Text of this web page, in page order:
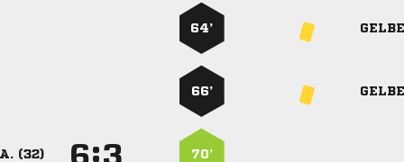
64’
66’
(32) : 70’